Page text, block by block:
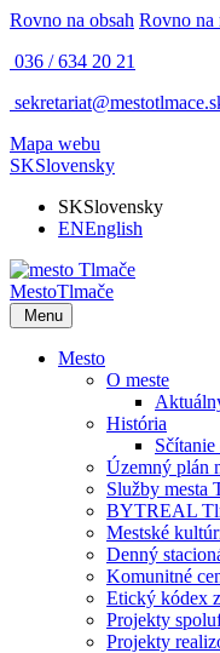
Rovno na obsah Rovno na
036 / 634 20 21
Mapa webu
SKSlovensky
SKSlovensky
ENEnglish
MestoTlmače
Menu
Mesto
O meste
História
Územný plán
Služby mesta
BYTREAL
Mestské
Denný
Komunitné
Etický kódex
Projekty
Projekty